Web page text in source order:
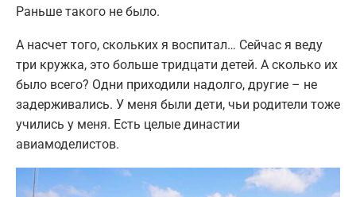
Раньше такого не было.
А насчет того, скольких я воспитал… Сейчас я веду
три кружка, это больше тридцати детей. А сколько их
было всего? Одни приходили надолго, другие – не
задерживались. У меня были дети, чьи родители тоже
учились у меня. Есть целые династии
авиамоделистов.